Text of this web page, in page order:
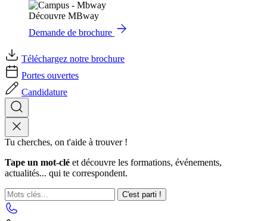
Découvre MBway
Demande de brochure
Téléchargez notre brochure
Portes ouvertes
Candidature
Tu cherches, on t'aide à trouver !
Tape un mot-clé et découvre les formations, événements,
actualités... qui te correspondent.
C'est parti !